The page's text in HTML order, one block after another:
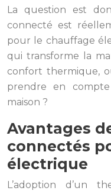
La question est
connecté est
pour le chauffage
qui transforme la
confort thermique,
prendre en
maison ?
Avantages
connectés
électrique
L’adoption d’un